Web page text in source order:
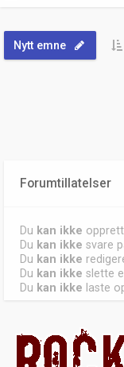
Nytt emne
Forumtillatelser
Du kan ikke
Du kan ikke svare
Du kan ikke
Du kan ikke slette
Du kan ikke laste